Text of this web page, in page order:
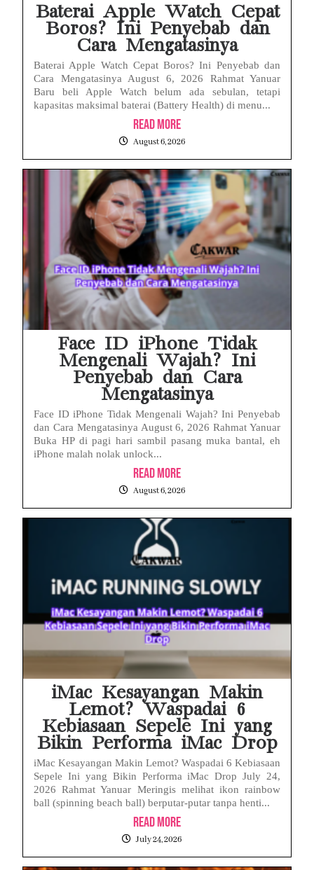
Baterai Apple Watch Cepat
Boros? Ini Penyebab dan
Cara Mengatasinya
Baterai Apple Watch Cepat Boros? Ini Penyebab dan
Cara Mengatasinya August 6, 2026 Rahmat Yanuar
Baru beli Apple Watch belum ada sebulan, tetapi
kapasitas maksimal baterai (Battery Health) di menu...
Read More
August 6, 2026
Face ID iPhone Tidak
Mengenali Wajah? Ini
Penyebab dan Cara
Mengatasinya
Face ID iPhone Tidak Mengenali Wajah? Ini Penyebab
dan Cara Mengatasinya August 6, 2026 Rahmat Yanuar
Buka HP di pagi hari sambil pasang muka bantal, eh
iPhone malah nolak unlock...
Read More
August 6, 2026
iMac Kesayangan Makin
Lemot? Waspadai 6
Kebiasaan Sepele Ini yang
Bikin Performa iMac Drop
iMac Kesayangan Makin Lemot? Waspadai 6 Kebiasaan
Sepele Ini yang Bikin Performa iMac Drop July 24,
2026 Rahmat Yanuar Meringis melihat ikon rainbow
ball (spinning beach ball) berputar-putar tanpa henti...
Read More
July 24, 2026